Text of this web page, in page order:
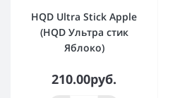
HQD Ultra Stick Apple
(HQD Ультра стик
Яблоко)
210.00руб.